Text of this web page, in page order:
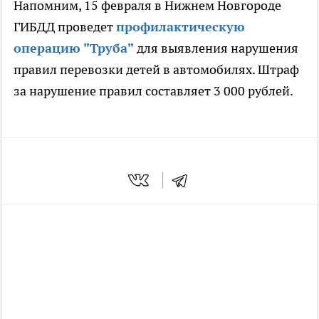
Напомним, 15 февраля в Нижнем Новгороде
ГИБДД проведетпрофилактическую
операцию "Труба" для выявления нарушения
правил перевозки детей в автомобилях. Штраф
за нарушение правил составляет 3 000 рублей.